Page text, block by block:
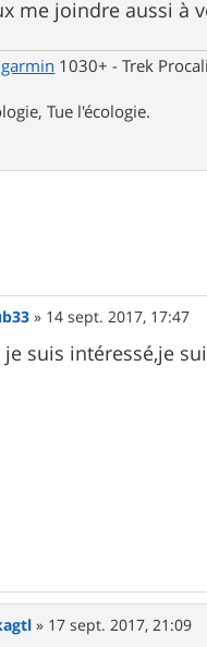
me joindre aussi à
garmin 1030+ - Trek
Tue l'écologie.
» 14 sept. 2017, 17:47
suis intéressé,je
» 17 sept. 2017, 21:09